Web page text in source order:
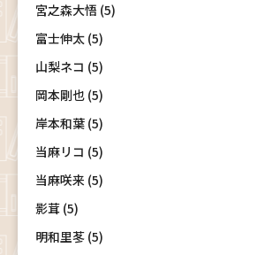
宮之森大悟 (5)
富士伸太 (5)
山梨ネコ (5)
岡本剛也 (5)
岸本和葉 (5)
当麻リコ (5)
当麻咲来 (5)
影茸 (5)
明和里苳 (5)